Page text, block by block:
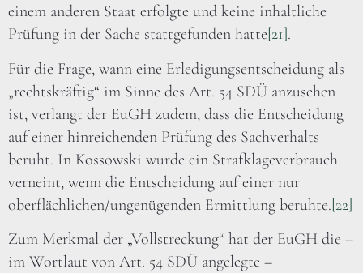
einem anderen Staat erfolgte und keine inhaltliche
Prüfung in der Sache stattgefunden hatte [21].
Für die Frage, wann eine Erledigungsentscheidung als
„rechtskräftig“ im Sinne des Art. 54 SDÜ anzusehen
ist, verlangt der EuGH zudem, dass die Entscheidung
auf einer hinreichenden Prüfung des Sachverhalts
beruht. In Kossowski wurde ein Strafklageverbrauch
verneint, wenn die Entscheidung auf einer nur
oberflächlichen/ungenügenden Ermittlung beruhte.[22]
Zum Merkmal der „Vollstreckung“ hat der EuGH die –
im Wortlaut von Art. 54 SDÜ angelegte –